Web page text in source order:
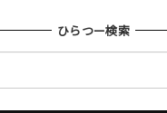
ひらつー検索